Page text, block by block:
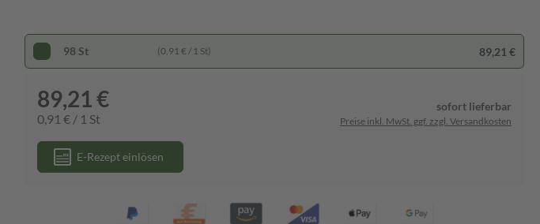
98 St (0,91 € / 1 St) 89,21 €
89,21 €
0,91 € / 1 St
sofort lieferbar
Preise inkl. MwSt. ggf. zzgl. Versandkosten
E-Rezept einlösen